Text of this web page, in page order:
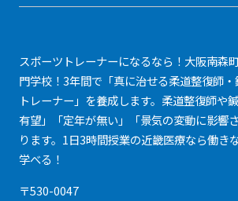
スポーツトレーナーになるなら！大阪南森
門学校！3年間で「真に治せる柔道整復師
トレーナー」を養成します。柔道整復師や
有望」「定年が無い」「景気の変動に影響
ります。1日3時間授業の近畿医療なら働き
学べる！
〒530-0047